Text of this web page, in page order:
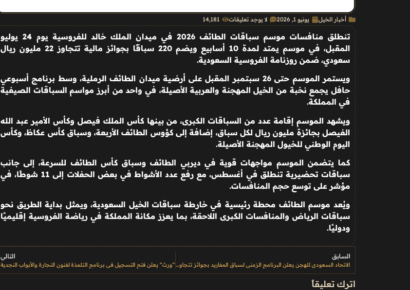
أخبار الخيل يونيو 1, 2026 لا يوجد تعليقات 14٬181
تنطلق منافسات موسم سباقات الطائف 2026 في ميدان الملك خالد للفروسية يوم 24 يوليو
المقبل، في موسم يمتد لمدة 10 أسابيع ويضم 220 سباقًا بجوائز مالية تتجاوز 22 مليون ريال
سعودي، ضمن روزنامة الفروسية السعودية.
ويستمر الموسم حتى 26 سبتمبر المقبل على أرضية ميدان الطائف الرملية، وسط برنامج أسبوعي
حافل يجمع نخبة من الخيل المهجنة والعربية الأصيلة، في واحد من أبرز مواسم السباقات الصيفية
في المملكة.
ويشهد الموسم إقامة عدد من السباقات الكبرى، من بينها كأس الملك فيصل وكأس الأمير عبد الله
الفيصل بجائزة مليون ريال لكل سباق، إضافة إلى كؤوس الطائف الأربعة، وسباق كأس عكاظ، وكأس
اليوم الوطني للخيول المهجنة الأصيلة.
كما يتضمن الموسم مواجهات قوية في ديربي الطائف وسباق كأس الطائف للسرعة، إلى جانب
سباقات تحضيرية تنطلق في أغسطس، مع رفع عدد الأشواط في بعض الحفلات إلى 11 شوطًا، في
مؤشر على توسع حجم المنافسات.
ويُعد موسم الطائف محطة رئيسية في خارطة سباقات الخيل السعودية، ويمثل بداية الطريق نحو
سباقات الرياض والمنافسات الكبرى اللاحقة، بما يعزز مكانة المملكة في رياضة الفروسية إقليميًا
ودوليًا.
السابق
الاتحاد السعودي للهجن يعلن البرنامج الزمني لسباق المفاريد بجوائز تتجاوز 2.5 مليون ريال
التالي
“وِرث” يعلن فتح التسجيل في برنامج التلمذة لفنون النجارة والأبواب النجدية
اترك تعليقاً